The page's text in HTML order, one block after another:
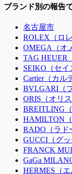
ブランド別の報告で
名古屋市
ROLEX（ロ
OMEGA（オ
TAG HEUER
SEIKO（セ
Cartier（カル
BVLGARI（
ORIS（オリ
BREITLING
HAMILTON
RADO（ラド
GUCCI（グ
FRANCK
GaGa
HERMES（